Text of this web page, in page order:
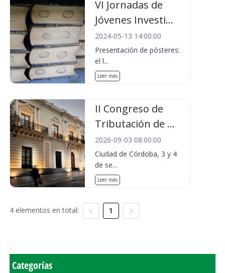
VI Jornadas de
Jóvenes Investi...
2024-05-13 14:00:00
Presentación de pósteres:
el l...
Leer más
II Congreso de
Tributación de ...
2026-09-03 08:00:00
Ciudad de Córdoba, 3 y 4
de se...
Leer más
4 elementos en total: 1
Categorías